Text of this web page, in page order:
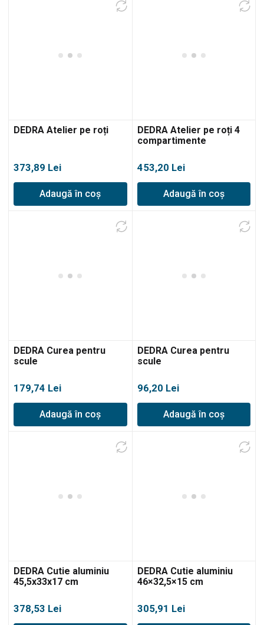
DEDRA Atelier pe roți
373,89 Lei
Adaugă în coș
DEDRA Atelier pe roți 4
compartimente
453,20 Lei
Adaugă în coș
DEDRA Curea pentru
scule
179,74 Lei
Adaugă în coș
DEDRA Curea pentru
scule
96,20 Lei
Adaugă în coș
DEDRA Cutie aluminiu
45,5x33x17 cm
378,53 Lei
DEDRA Cutie aluminiu
46×32,5×15 cm
305,91 Lei